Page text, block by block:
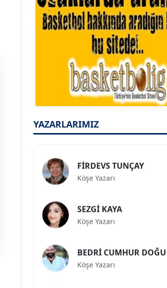
YAZARLARIMIZ
A. BAHRİ VRESKALA
Köşe Yazarı
ESAT ERÇETİNGÖZ
Köşe Yazarı
Köşe Yazarı
Köşe Yazarı
Köşe Yazarı